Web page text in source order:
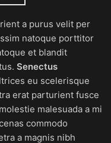
a purus velit per
natoque porttitor
et blandit
Senectus
eu scelerisque
erat parturient fusce
malesuada a mi
commodo
a magnis nibh